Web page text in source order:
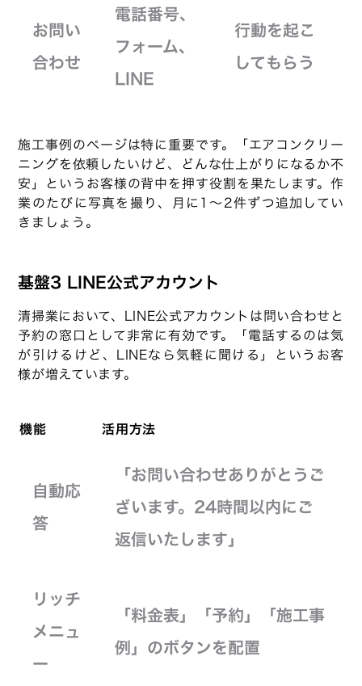
お問い
合わせ
電話番号、
フォーム、
LINE
行動を起こ
してもらう
施工事例のページは特に重要です。「エアコンクリー
ニングを依頼したいけど、どんな仕上がりになるか不
安」というお客様の背中を押す役割を果たします。作
業のたびに写真を撮り、月に1〜2件ずつ追加してい
きましょう。
基盤3 LINE公式アカウント
清掃業において、LINE公式アカウントは問い合わせと
予約の窓口として非常に有効です。「電話するのは気
が引けるけど、LINEなら気軽に聞ける」というお客
様が増えています。
機能 活用方法
自動応
答
「お問い合わせありがとうご
ざいます。24時間以内にご
返信いたします」
リッチ
メニュ
ー
「料金表」「予約」「施工事
例」のボタンを配置